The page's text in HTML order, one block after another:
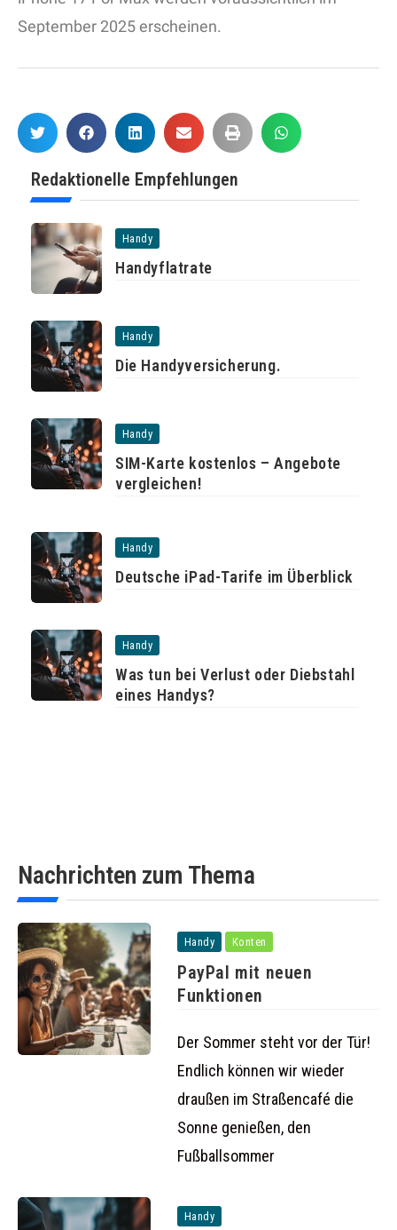
September 2025 erscheinen.
Redaktionelle Empfehlungen
Handy
Handyflatrate
Handy
Die Handyversicherung.
Handy
SIM-Karte kostenlos – Angebote
vergleichen!
Handy
Deutsche iPad-Tarife im Überblick
Handy
Was tun bei Verlust oder Diebstahl
eines Handys?
Nachrichten zum Thema
Handy Konten
PayPal mit neuen
Funktionen
Der Sommer steht vor der Tür!
Endlich können wir wieder
draußen im Straßencafé die
Sonne genießen, den
Fußballsommer
Handy